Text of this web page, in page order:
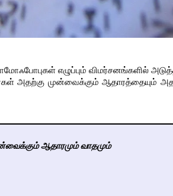
எழுப்பும் விமர்சனங்களில்
அதற்கு முன்வைக்கும் ஆதாரத்தையும்
ஆதாரமும் வாதமும்